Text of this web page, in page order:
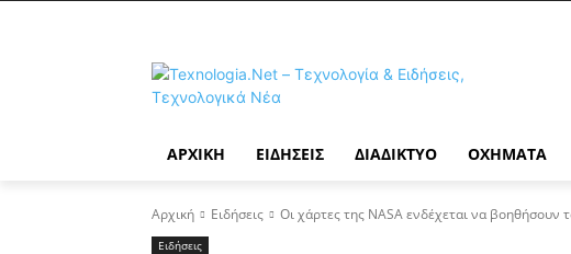
ΑΡΧΙΚΉ ΕΙΔΉΣΕΙΣ ΔΙΑΔΊΚΤΥΟ ΟΧΉΜΑΤΑ
Αρχική Ειδήσεις Οι χάρτες της NASA ενδέχεται να βοηθήσουν
Ειδήσεις